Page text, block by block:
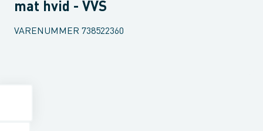
mat hvid - VVS
VARENUMMER 738522360